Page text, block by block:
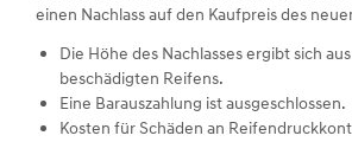
einen Nachlass auf den Kaufpreis des
Die Höhe des Nachlasses ergibt sich
beschädigten Reifens.
Eine Barauszahlung ist ausgeschlossen.
Kosten für Schäden an